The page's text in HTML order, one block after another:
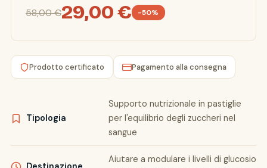
58,00 €29,00 € -50%
Prodotto certificato Pagamento alla consegna
Tipologia
Supporto nutrizionale in pastiglie
per l'equilibrio degli zuccheri nel
sangue
Aiutare a modulare i livelli di glucosio